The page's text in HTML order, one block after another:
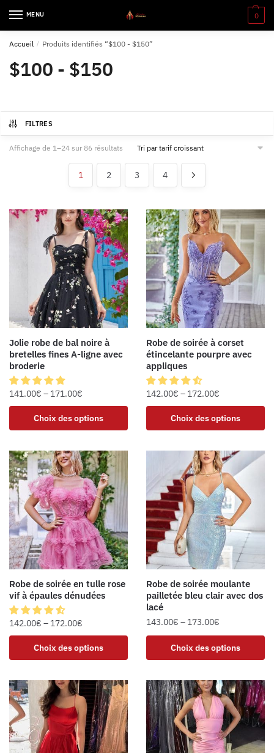
MENU 0
Accueil / Produits identifiés “$100 - $150”
$100 - $150
FILTRES
Affichage de 1–24 sur 86 résultats
1 2 3 4
Jolie robe de bal noire à
bretelles fines A-ligne avec
broderie
141.00€ – 171.00€
Choix des options
Robe de soirée à corset
étincelante pourpre avec
appliques
142.00€ – 172.00€
Choix des options
Robe de soirée en tulle rose
vif à épaules dénudées
142.00€ – 172.00€
Choix des options
Robe de soirée moulante
pailletée bleu clair avec dos
lacé
143.00€ – 173.00€
Choix des options